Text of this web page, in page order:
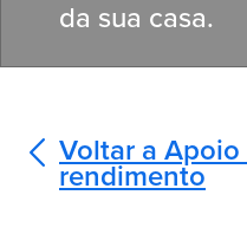
da sua casa.
Voltar a
rendimento